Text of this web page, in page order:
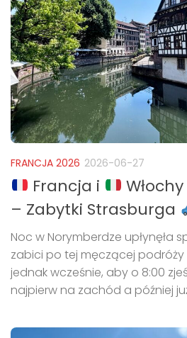
FRANCJA 2026 2026-06-27
Francja i
– Zabytki Strasburga
Noc w Norymberdze upłynęła
zabici po tej męczącej podróży
jednak wcześnie, aby o 8:00
najpierw na zachód a później